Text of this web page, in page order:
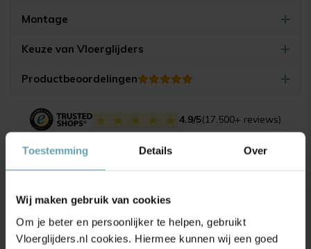
Toestemming Details Over
Wij maken gebruik van cookies
Om je beter en persoonlijker te helpen, gebruikt
Vloerglijders.nl cookies. Hiermee kunnen wij een goed
Montage
Keuze van Vloerglijders
Productbeoordelingen
4.9/5(17.500+ reviews)
Gerelateerde producten